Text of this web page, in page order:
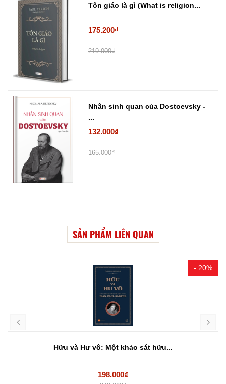
Tôn giáo là gì (What is religion...
175.200₫
219.000₫
Nhân sinh quan của Dostoevsky -
...
132.000₫
165.000₫
SẢN PHẨM LIÊN QUAN
- 20%
Hữu và Hư vô: Một khảo sát hữu...
198.000₫